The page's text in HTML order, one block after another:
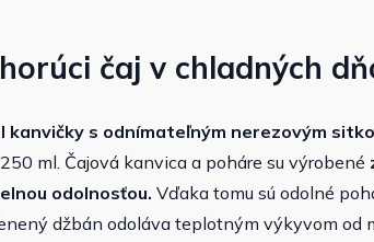
čaj v chladných
l kanvičky s odnímateľným nerezovým
ml. Čajová kanvica a poháre su výrobené
odolnosťou. Vďaka tomu sú odolné
džbán odoláva teplotným výkyvom od